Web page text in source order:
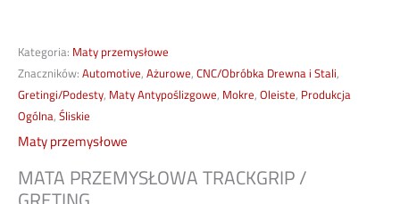
Kategoria: Maty przemysłowe
Znaczników: Automotive, Ażurowe, CNC/Obróbka Drewna i Stali,
Gretingi/Podesty, Maty Antypoślizgowe, Mokre, Oleiste, Produkcja
Ogólna, Śliskie
Maty przemysłowe
MATA PRZEMYSŁOWA TRACKGRIP /